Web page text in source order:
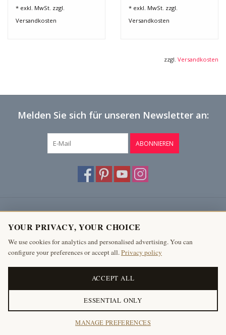
* exkl. MwSt. zzgl.
Versandkosten
* exkl. MwSt. zzgl.
Versandkosten
zzgl. Versandkosten
Melden Sie sich für unseren Newsletter an:
ABONNIEREN
Produkte
Mein Konto
The Antique Fireplace Bank
YOUR PRIVACY, YOUR CHOICE
We use cookies for analytics and personalised advertising. You can
configure your preferences or accept all.Privacy policy
ACCEPT ALL
ESSENTIAL ONLY
MANAGE PREFERENCES